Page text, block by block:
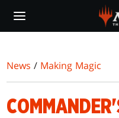
main
News / Making Magic